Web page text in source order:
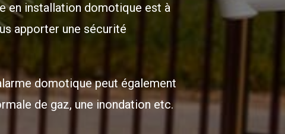
en installation domotique est à
apporter une sécurité
domotique peut également
de gaz, une inondation etc.